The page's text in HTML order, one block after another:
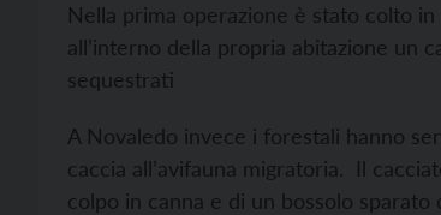
Nella prima operazione è stato colto
all’interno della propria abitazione un
sequestrati
A Novaledo invece i forestali hanno
caccia all’avifauna migratoria. Il
colpo in canna e di un bossolo sparato